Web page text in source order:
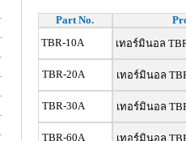
Part No.
TBR-10A
เทอร์มินอล
TBR-20A เทอร์มินอล
TBR-30A เทอร์มินอล
TBR-60A เทอร์มินอล